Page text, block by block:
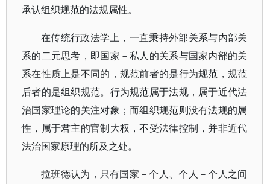
承认组织规范的法规属性。
在传统行政法学上，一直秉持外部关系与内部关
系的二元思考，即国家－私人的关系与国家内部的关
系在性质上是不同的，规范前者的是行为规范，规范
后者的是组织规范。行为规范属于法规，属于近代法
治国家理论的关注对象；而组织规范则没有法规的属
性，属于君主的官制大权，不受法律控制，并非近代
法治国家原理的所及之处。
拉班德认为，只有国家－个人、个人－个人之间